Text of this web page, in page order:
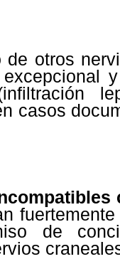
de otros
casos
de